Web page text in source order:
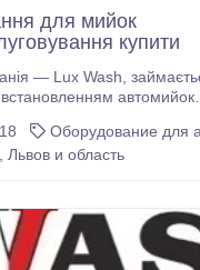
для мийок
купити
Wash, займається розробкою
встановленням автомийок
обладнання (насосів
Оборудование для
Львов и область